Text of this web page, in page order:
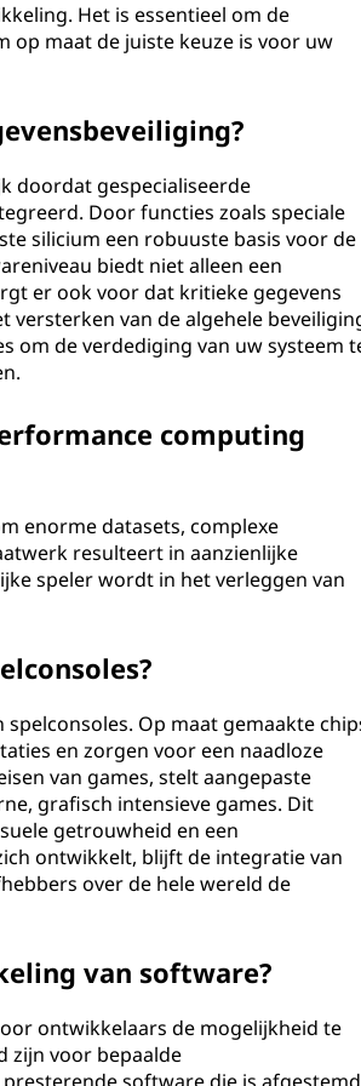
Het is essentieel om de
op maat de juiste keuze is voor uw
doordat gespecialiseerde
Door functies zoals speciale
silicium een robuuste basis voor de
biedt niet alleen een
er ook voor dat kritieke gegevens
versterken van de algehele
om de verdediging van uw systeem
computing
enorme datasets, complexe
resulteert in aanzienlijke
speler wordt in het verleggen van
Op maat gemaakte
en zorgen voor een naadloze
van games, stelt aangepaste
grafisch intensieve games. Dit
getrouwheid en een
ontwikkelt, blijft de integratie van
over de hele wereld de
van software?
ontwikkelaars de mogelijkheid te
zijn voor bepaalde